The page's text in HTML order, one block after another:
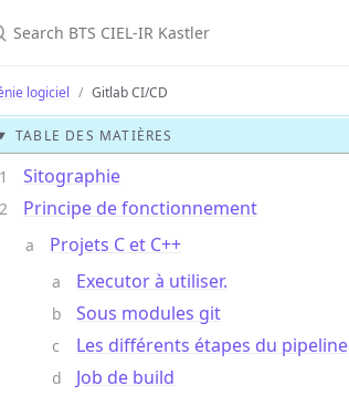
logiciel Gitlab CI/CD
TABLE DES MATIÈRES
Sitographie
Principe de fonctionnement
Projets C et C++
Executor à utiliser.
Sous modules git
Les différents étapes du pipeline
Job de build